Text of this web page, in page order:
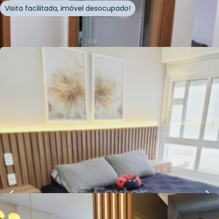
Loft Marketplace
Loft Marketplace
Visita facilitada, imóvel desocupado!
Whatsapp
950.000,00
quartos•2 banheiros
Apartamento • Empreendimento Venancio
Aires, 340 - Capão Da Canoa/RS
Rua Venancio Aires,Zona Nova,Capão da Canoa
Whatsapp
Cód. 883197
R$ 830.000,00